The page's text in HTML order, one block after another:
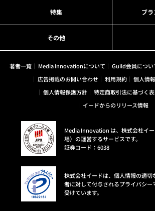
特集 ブ
その他
著者一覧 Media Innovationについて Guild会員につい
広告掲載のお問い合わせ
利用規約
個人情
個人情報保護方針
特定商取引法に基づく
イードからのリリース情報
Media Innovation は、株式会社イ
場）の運営するサービスです。
証券コード：6038
株式会社イードは、個人情報の適切
者に対して付与されるプライバシー
受けています。